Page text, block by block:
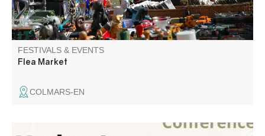
FESTIVALS & EVENTS
Flea Market
COLMARS-EN